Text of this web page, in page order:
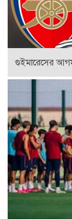
গুইমারেসের